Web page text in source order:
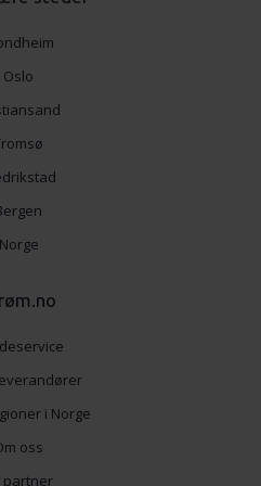
Oslo
Norge
i Norge
oss
partner